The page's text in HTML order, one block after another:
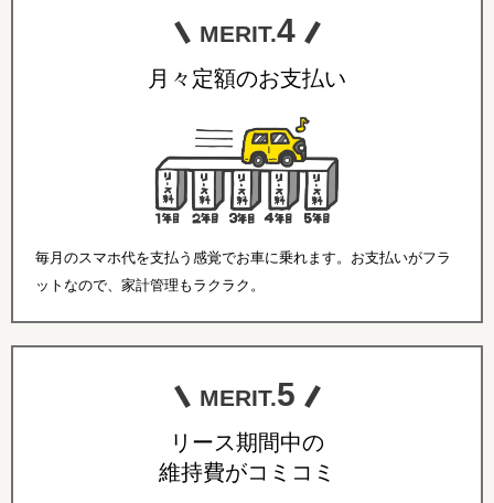
MERIT.4
月々定額のお支払い
毎月のスマホ代を支払う感覚でお車に乗れます。お支払いがフラ
ットなので、家計管理もラクラク。
MERIT.5
リース期間中の
維持費がコミコミ